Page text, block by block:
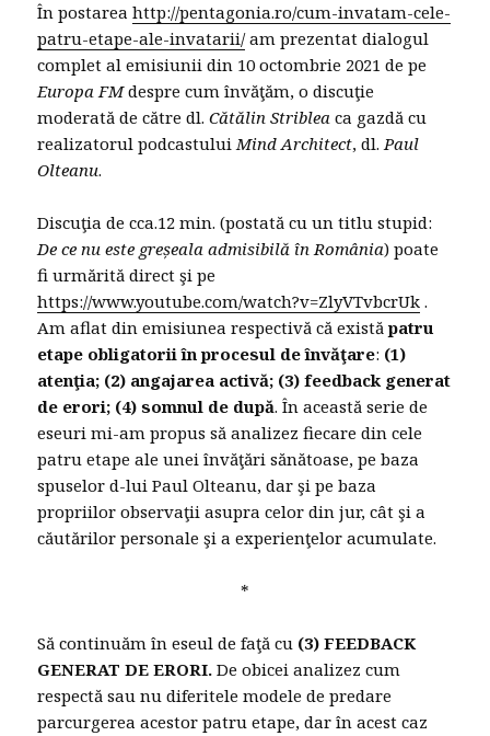
În postareahttp://pentagonia.ro/cum-invatam-cele-
patru-etape-ale-invatarii/am prezentat dialogul
complet al emisiunii din 10 octombrie 2021 de pe
Europa FMdespre cum învăţăm, o discuţie
moderată de către dl.Cătălin Striblea ca gazdă cu
realizatorul podcastuluiMind Architect, dl.Paul
Olteanu.
Discuţia de cca.12 min. (postată cu un titlu stupid:
De ce nu este greșeala admisibilă în România) poate
fi urmărită direct şi pe
https://www.youtube.com/watch?v=ZlyVTvbcrUk .
Am aflat din emisiunea respectivă că existăpatru
etape obligatorii în procesul de învăţare: (1)
atenţia; (2) angajarea activă; (3) feedback generat
de erori; (4) somnul de după. În această serie de
eseuri mi-am propus să analizez fiecare din cele
patru etape ale unei învăţări sănătoase, pe baza
spuselor d-lui Paul Olteanu, dar şi pe baza
propriilor observaţii asupra celor din jur, cât şi a
căutărilor personale şi a experienţelor acumulate.
*
Să continuăm în eseul de faţă cu (3) FEEDBACK
GENERAT DE ERORI. De obicei analizez cum
respectă sau nu diferitele modele de predare
parcurgerea acestor patru etape, dar în acest caz